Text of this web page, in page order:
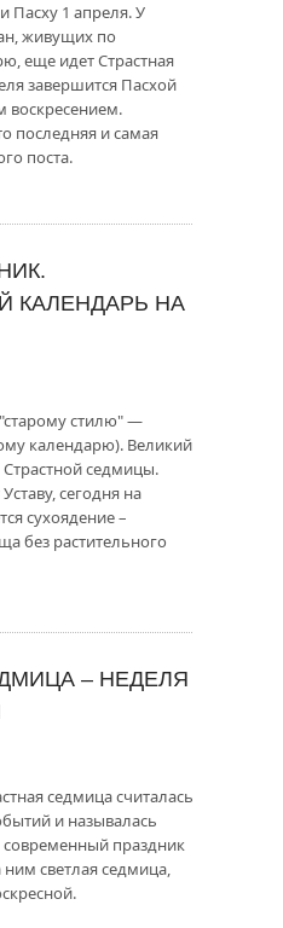
Пасху 1 апреля. У
живущих по
еще идет Страстная
завершится Пасхой
последняя и самая
поста.
КАЛЕНДАРЬ НА
стилю" —
календарю). Великий
седмицы.
сегодня на
сухоядение –
без растительного
– НЕДЕЛЯ
седмица считалась
и называлась
современный праздник
светлая седмица,